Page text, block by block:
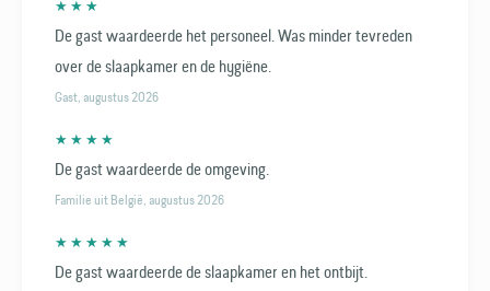
★ ★ ★
De gast waardeerde het personeel. Was minder tevreden
over de slaapkamer en de hygiëne.
Gast, augustus 2026
★ ★ ★ ★
De gast waardeerde de omgeving.
Familie uit België, augustus 2026
★ ★ ★ ★ ★
De gast waardeerde de slaapkamer en het ontbijt.